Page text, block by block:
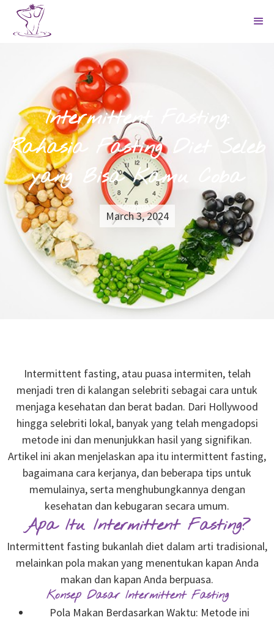
Intermittent Fasting:
Rahasia Fasting Diet Seleb
yang Bisa Kamu Coba
March 3, 2024
Intermittent fasting, atau puasa intermiten, telah
menjadi tren di kalangan selebriti sebagai cara untuk
menjaga kesehatan dan berat badan. Dari Hollywood
hingga selebriti lokal, banyak yang telah mengadopsi
metode ini dan menunjukkan hasil yang signifikan.
Artikel ini akan menjelaskan apa itu intermittent fasting,
bagaimana cara kerjanya, dan beberapa tips untuk
memulainya, serta menghubungkannya dengan
kesehatan dan kebugaran secara umum.
Apa Itu Intermittent Fasting?
Intermittent fasting bukanlah diet dalam arti tradisional,
melainkan pola makan yang menentukan kapan Anda
makan dan kapan Anda berpuasa.
Konsep Dasar Intermittent Fasting
Pola Makan Berdasarkan Waktu: Metode ini